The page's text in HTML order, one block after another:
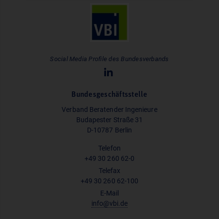
Social Media Profile des Bundesverbands
Bundesgeschäftsstelle
Verband Beratender Ingenieure
Budapester Straße 31
D-10787 Berlin
Telefon
+49 30 260 62-0
Telefax
+49 30 260 62-100
E-Mail
info@vbi.de